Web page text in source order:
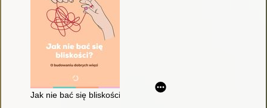
Jak nie bać się bliskości? : o budowaniu dobrych więzi